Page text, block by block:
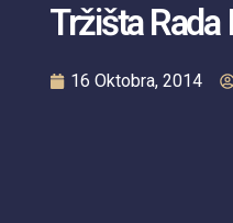
Tržišta Rada
16 Oktobra, 2014